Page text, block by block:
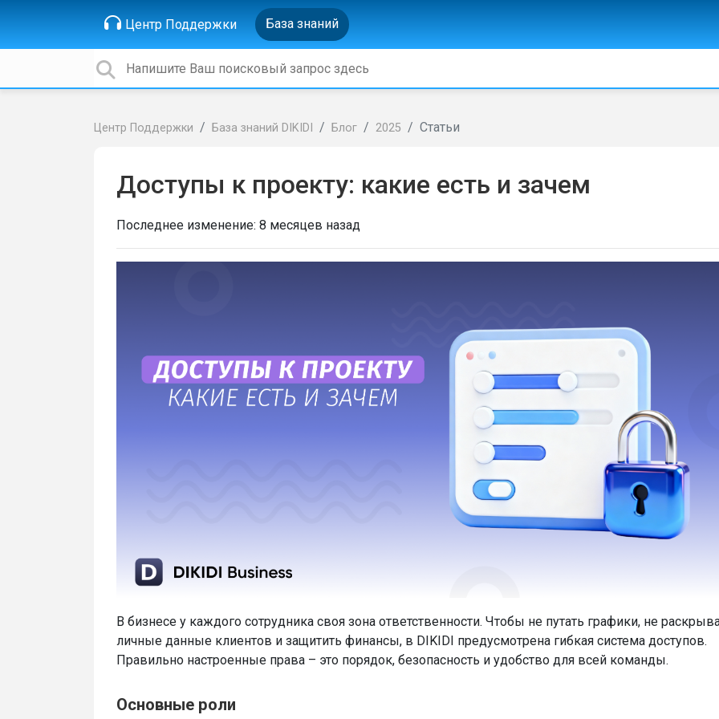
Центр Поддержки База знаний
Центр Поддержки База знаний DIKIDI Блог 2025 Статьи
Доступы к проекту: какие есть и зачем
Последнее изменение: 8 месяцев назад
В бизнесе у каждого сотрудника своя зона ответственности. Чтобы не путать графики, не
личные данные клиентов и защитить финансы, в DIKIDI предусмотрена гибкая система доступов.
Правильно настроенные права – это порядок, безопасность и удобство для всей команды.
Основные роли